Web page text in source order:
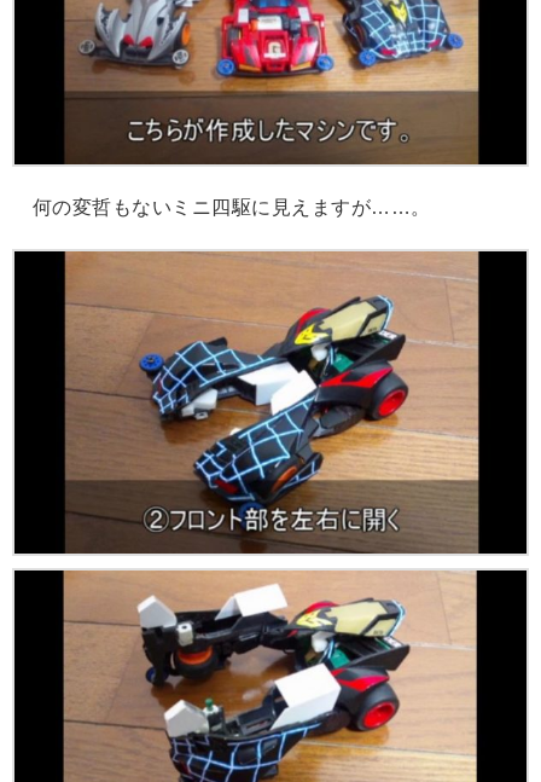
何の変哲もないミニ四駆に見えますが……。